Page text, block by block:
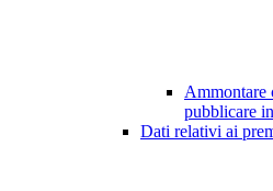
Ammontare
pubblicare
Dati relativi ai